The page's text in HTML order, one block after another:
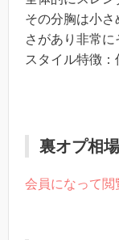
その分胸は小
さがあり非常に
スタイル特徴
裏オプ相場
会員になって閲